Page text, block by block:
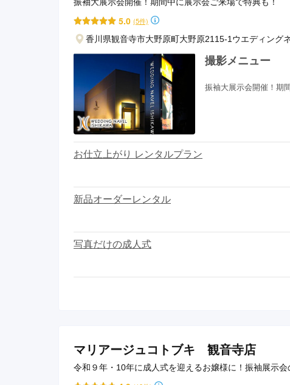
振袖大展示会開催！期間中に展示会ご来場で特典も！
5.0 (5件)
香川県観音寺市大野原町大野原2115-1ウエディング
撮影メニュー
振袖大展示会開催！期
お仕立上がり レンタルプラン
新品オーダーレンタル
写真だけの成人式
マリアージュコトブキ 観音寺店
令和９年・10年に成人式を迎えるお嬢様に！振袖展示会